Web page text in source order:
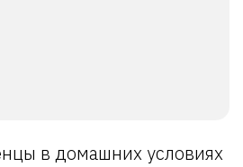
в домашних условиях